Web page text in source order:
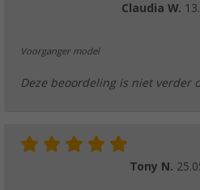
Claudia W.
Voorganger model
Deze beoordeling is niet verder
Tony N.